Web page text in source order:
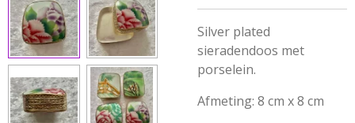
Silver plated
sieradendoos met
porselein.
Afmeting: 8 cm x 8 cm